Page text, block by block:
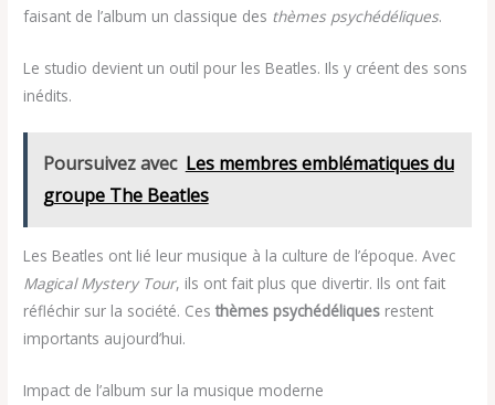
faisant de l’album un classique des thèmes psychédéliques.
Le studio devient un outil pour les Beatles. Ils y créent des sons
inédits.
Poursuivez avec Les membres emblématiques du
groupe The Beatles
Les Beatles ont lié leur musique à la culture de l’époque. Avec
Magical Mystery Tour, ils ont fait plus que divertir. Ils ont fait
réfléchir sur la société. Cesthèmes psychédéliques restent
importants aujourd’hui.
Impact de l’album sur la musique moderne